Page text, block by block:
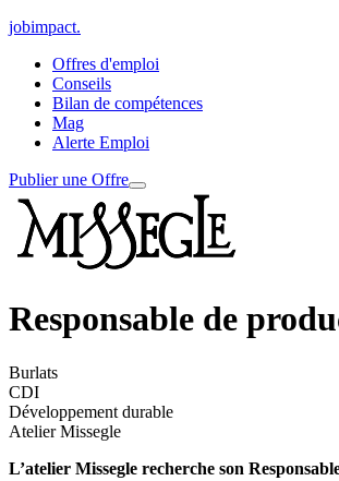
jobimpact.
Offres d'emploi
Conseils
Bilan de compétences
Mag
Alerte Emploi
Publier une Offre
Responsable de
Burlats
CDI
Développement durable
Atelier Missegle
L’atelier Missegle recherche son